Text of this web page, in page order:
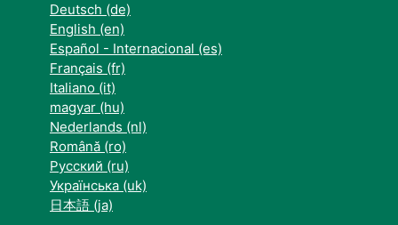
Deutsch ‎(de)‎
English ‎(en)‎
Español - Internacional ‎(es)‎
Français ‎(fr)‎
Italiano ‎(it)‎
magyar ‎(hu)‎
Nederlands ‎(nl)‎
Română ‎(ro)‎
Русский ‎(ru)‎
Українська ‎(uk)‎
日本語 ‎(ja)‎